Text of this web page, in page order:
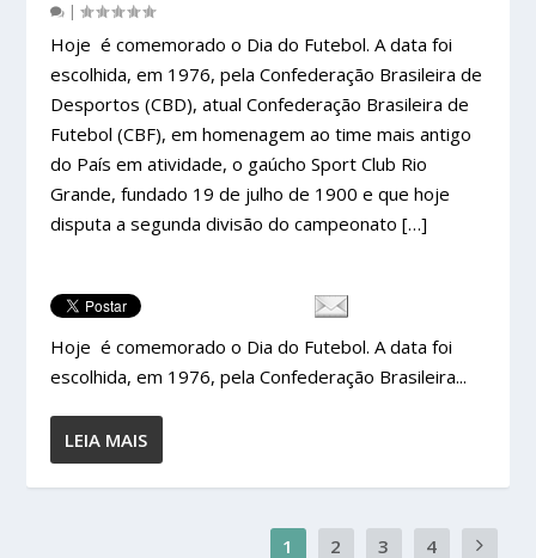
|
Hoje é comemorado o Dia do Futebol. A data foi
escolhida, em 1976, pela Confederação Brasileira de
Desportos (CBD), atual Confederação Brasileira de
Futebol (CBF), em homenagem ao time mais antigo
do País em atividade, o gaúcho Sport Club Rio
Grande, fundado 19 de julho de 1900 e que hoje
disputa a segunda divisão do campeonato […]
Hoje é comemorado o Dia do Futebol. A data foi
escolhida, em 1976, pela Confederação Brasileira...
LEIA MAIS
1 2 3 4